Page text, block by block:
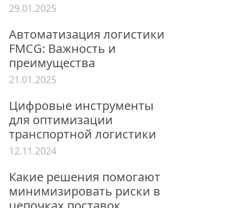
29.01.2025
Автоматизация логистики
FMCG: Важность и
преимущества
21.01.2025
Цифровые инструменты
для оптимизации
транспортной логистики
12.11.2024
Какие решения помогают
минимизировать риски в